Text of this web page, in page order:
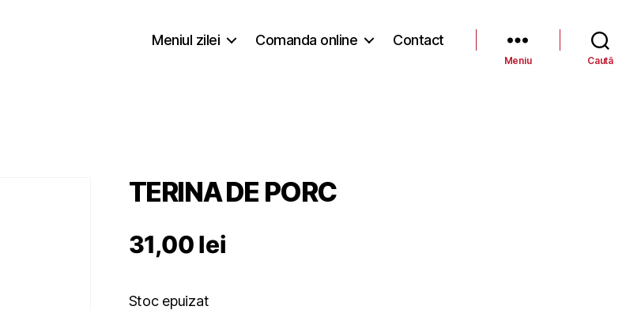
Meniul zilei Comanda online Contact
Meniu Caută
TERINA DE PORC
31,00lei
Stoc epuizat